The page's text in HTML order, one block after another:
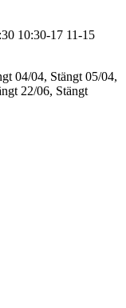
10:30-17 11-15
04/04, Stängt 05/04,
22/06, Stängt